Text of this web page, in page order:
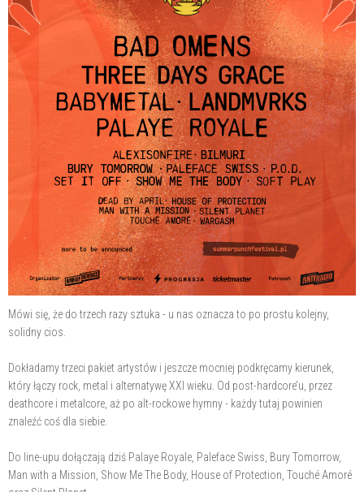
Mówi się, że do trzech razy sztuka - u nas oznacza to po prostu kolejny,
solidny cios.
Dokładamy trzeci pakiet artystów i jeszcze mocniej podkręcamy kierunek,
który łączy rock, metal i alternatywę XXI wieku. Od post-hardcore’u, przez
deathcore i metalcore, aż po alt-rockowe hymny - każdy tutaj powinien
znaleźć coś dla siebie.
Do line-upu dołączają dziś Palaye Royale, Paleface Swiss, Bury Tomorrow,
Man with a Mission, Show Me The Body, House of Protection, Touché Amoré